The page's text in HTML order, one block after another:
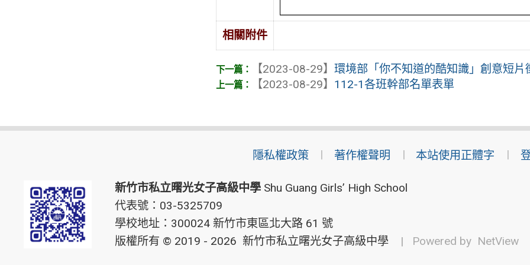
相關附件
【2023-08-29】環境部「你不知道的酷知識」創意短片
【2023-08-29】 112-1各班幹部名單表單
隱私權政策 著作權聲明 本站使用正體字
新竹市私立曙光女子高級中學Shu Guang Girls’ High School
代表號：03-5325709
學校地址：300024 新竹市東區北大路 61 號
版權所有 © 2019 - 2026 新竹市私立曙光女子高級中學 | Powered by NetView